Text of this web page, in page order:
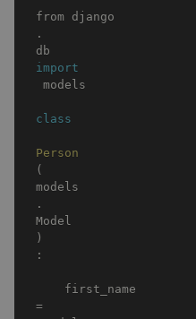
from django
.
db
import
models
class
Person
(
models
.
Model
)
:
    first_name
=